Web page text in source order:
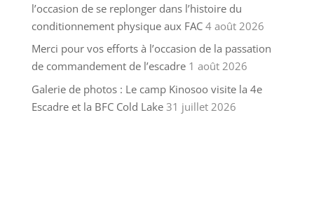
l’occasion de se replonger dans l’histoire du
conditionnement physique aux FAC 4 août 2026
Merci pour vos efforts à l’occasion de la passation
de commandement de l’escadre 1 août 2026
Galerie de photos : Le camp Kinosoo visite la 4e
Escadre et la BFC Cold Lake 31 juillet 2026